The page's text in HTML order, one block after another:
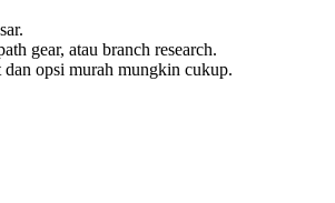
gear, atau branch research.
dan opsi murah mungkin cukup.